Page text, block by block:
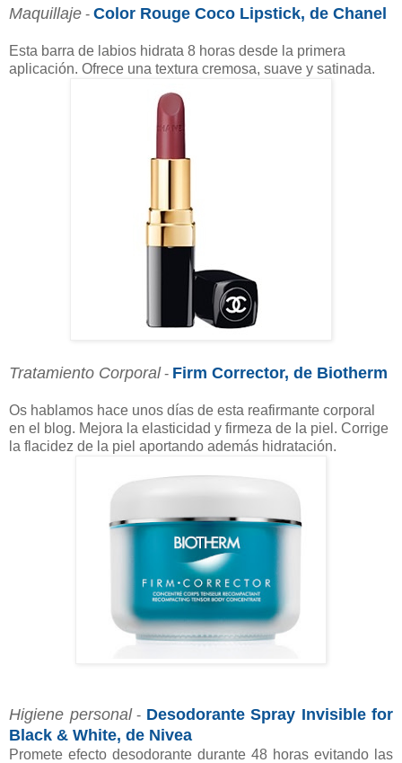
Maquillaje - Color Rouge Coco Lipstick, de Chanel
Esta barra de labios hidrata 8 horas desde la primera
aplicación. Ofrece una textura cremosa, suave y satinada.
Tratamiento Corporal - Firm Corrector, de Biotherm
Os hablamos hace unos días de esta reafirmante corporal
en el blog. Mejora la elasticidad y firmeza de la piel. Corrige
la flacidez de la piel aportando además hidratación.
Higiene personal- Desodorante Spray Invisible for
Black & White, de Nivea
Promete efecto desodorante durante 48 horas evitando las